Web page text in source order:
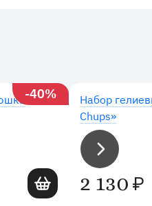
-40%
Добавить в корзину
Набор
Chups»
2 130 ₽
Вперед